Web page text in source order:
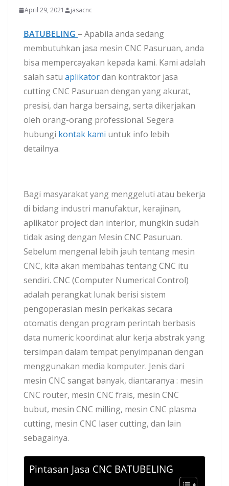
April 29, 2021 jasacnc
BATUBELING – Apabila anda sedang
membutuhkan jasa mesin CNC Pasuruan, anda
bisa mempercayakan kepada kami. Kami adalah
salah satu aplikatordan kontraktor jasa
cutting CNC Pasuruan dengan yang akurat,
presisi, dan harga bersaing, serta dikerjakan
oleh orang-orang professional. Segera
hubungi kontak kami untuk info lebih
detailnya.
Bagi masyarakat yang menggeluti atau bekerja
di bidang industri manufaktur, kerajinan,
aplikator project dan interior, mungkin sudah
tidak asing dengan Mesin CNC Pasuruan.
Sebelum mengenal lebih jauh tentang mesin
CNC, kita akan membahas tentang CNC itu
sendiri. CNC (Computer Numerical Control)
adalah perangkat lunak berisi sistem
pengoperasian mesin perkakas secara
otomatis dengan program perintah berbasis
data numeric koordinat alur kerja abstrak yang
tersimpan dalam tempat penyimpanan dengan
menggunakan media komputer. Jenis dari
mesin CNC sangat banyak, diantaranya : mesin
CNC router, mesin CNC frais, mesin CNC
bubut, mesin CNC milling, mesin CNC plasma
cutting, mesin CNC laser cutting, dan lain
sebagainya.
Pintasan Jasa CNC BATUBELING